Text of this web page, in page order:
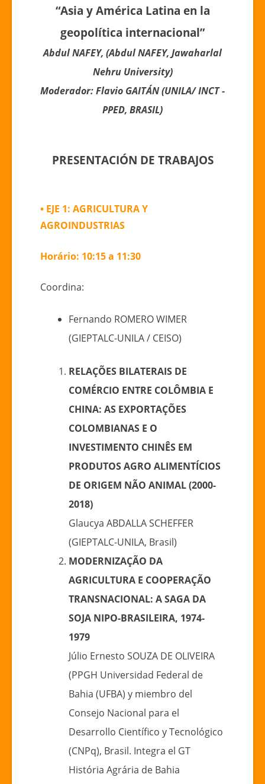
“Asia y América Latina en la
geopolítica internacional”
Abdul NAFEY, (Abdul NAFEY, Jawaharlal
Nehru University)
Moderador: Flavio GAITÁN (UNILA/ INCT -
PPED, BRASIL)
PRESENTACIÓN DE TRABAJOS
• EJE 1: AGRICULTURA Y
AGROINDUSTRIAS
Horário: 10:15 a 11:30
Coordina:
Fernando ROMERO WIMER
(GIEPTALC-UNILA / CEISO)
RELAÇÕES BILATERAIS DE
COMÉRCIO ENTRE COLÔMBIA E
CHINA: AS EXPORTAÇÕES
COLOMBIANAS E O
INVESTIMENTO CHINÊS EM
PRODUTOS AGRO ALIMENTÍCIOS
DE ORIGEM NÃO ANIMAL (2000-
2018)
Glaucya ABDALLA SCHEFFER
(GIEPTALC-UNILA, Brasil)
MODERNIZAÇÃO DA
AGRICULTURA E COOPERAÇÃO
TRANSNACIONAL: A SAGA DA
SOJA NIPO-BRASILEIRA, 1974-
1979
Júlio Ernesto SOUZA DE OLIVEIRA
(PPGH Universidad Federal de
Bahia (UFBA) y miembro del
Consejo Nacional para el
Desarrollo Científico y Tecnológico
(CNPq), Brasil. Integra el GT
História Agrária de Bahia